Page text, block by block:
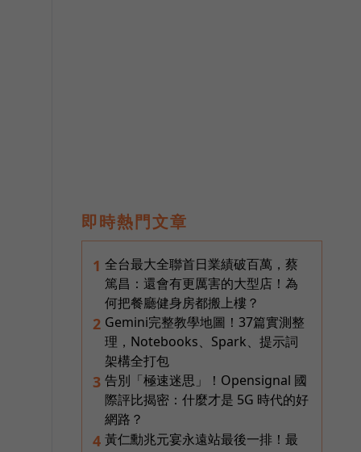
即時熱門文章
1 全台最大全聯首日業績破百萬，蔡
篤昌：還會有更厲害的大型店！為
何把餐廳健身房都搬上樓？
2 Gemini完整教學地圖！37篇實測整
理，Notebooks、Spark、提示詞
架構全打包
3 告別「極速迷思」！Opensignal 國
際評比揭密：什麼才是 5G 時代的好
網路？
4 黃仁勳兆元宴永遠站最後一排！最